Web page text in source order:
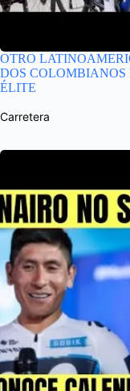
OTRO
DOS
ÉLITE
Carretera